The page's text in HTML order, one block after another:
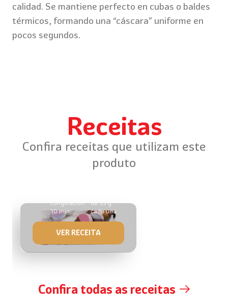
calidad. Se mantiene perfecto en cubas o baldes
térmicos, formando una “cáscara” uniforme en
pocos segundos.
Receitas
Confira receitas que utilizam este
produto
sándwich de helado
congelación:
10 min.
de 55 g
cada una
VER RECEITA
Confira todas as receitas